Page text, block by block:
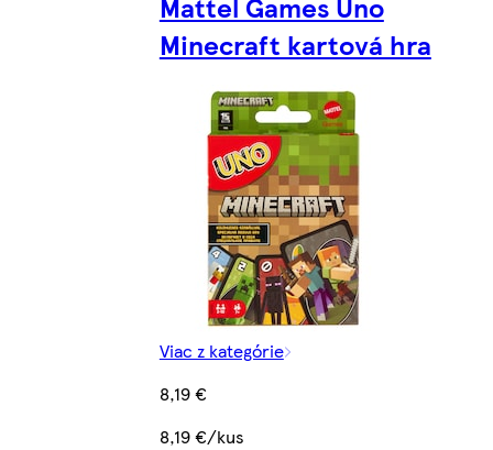
Minecraft kartová hra
Viac z kategórie
8,19 €
8,19 €/kus